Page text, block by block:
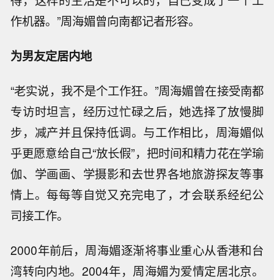
作机器。”周海媚曾向南都记者形容。
为男友定居内地
“老实说，我不是个工作狂。”周海媚曾在接受南都
专访时坦言，经历过忙碌之后，她选择了放慢脚
步，减产并且保持低调。与工作相比，周海媚似
乎更愿意给自己“放长假”，把时间和精力花在学瑜
伽、学画画、学摄影和去世界各地旅游探友等事
情上。每每等自觉又充完电了，才会联系经纪公
司接工作。
2000年前后，周海媚逐渐将事业重心从香港和台
湾转向内地。2004年，周海媚为爱情定居北京。